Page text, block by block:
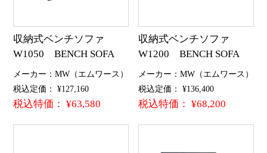
収納式ベンチソファ
W1050 BENCH SOFA
メーカー：MW（エムワース）
税込定価： ¥127,160
税込特価： ¥63,580
収納式ベンチソファ
W1200 BENCH SOFA
メーカー：MW（エムワース）
税込定価： ¥136,400
税込特価： ¥68,200